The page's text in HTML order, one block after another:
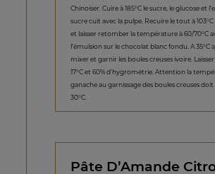
Chinoiser. Cuire à 185°C le sucre, le glucose et
sucre cuit avec la pulpe. Recuire le tout à
et laisser retomber la température à 60/70°C
l’émulsion sur le chocolat blanc fondu. A 35°C
mixer et garnir les boules creuses ivoire. Laisser
17°C et 60% d’hygrométrie. Attention la
ganache au garnissage des boules creuses
30°C.
Pâte D’Amande